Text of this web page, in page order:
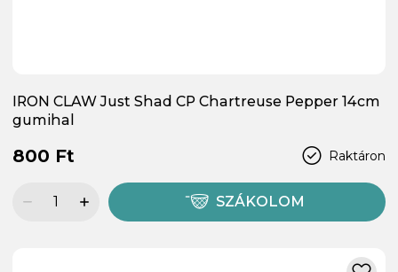
IRON CLAW Just Shad CP Chartreuse Pepper 14cm
gumihal
Raktáron
800 Ft
SZÁKOLOM